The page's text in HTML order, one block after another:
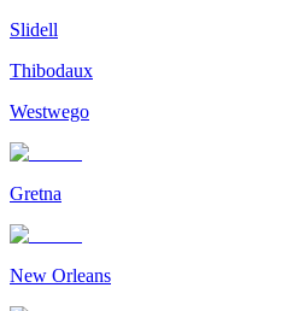
Slidell
Thibodaux
Westwego
Gretna
New Orleans